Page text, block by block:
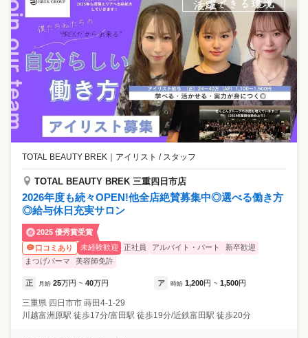
TOTAL BEAUTY BREK ｜ アイリスト / スタッフ
TOTAL BEAUTY BREK 三重四日市店
2026年度も続々OPEN!他全店絶賛募集中◎選べる働き方
◎給与休日充実サロン
2025 優秀賞受賞
口コミあり
未経験歓迎 正社員 アルバイト・パート
新卒歓迎
まつげパーマ
美容師免許
正 月給 25万円 ~ 40万円 ア 時給 1,200円 ~ 1,500円
三重県 四日市市 蒔田4-1-29
川越富洲原駅 徒歩17分/富田駅 徒歩19分/近鉄富田駅 徒歩20分